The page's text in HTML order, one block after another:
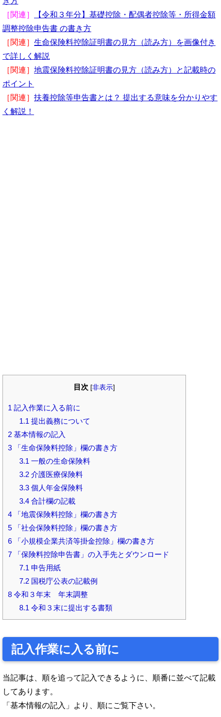
［関連］
【令和３年分】基礎控除・配偶者控除等・所得金額
調整控除申告書 の書き方
［関連］ 生命保険料控除証明書の見方（読み方）を画像付き
で詳しく解説
［関連］ 地震保険料控除証明書の見方（読み方）と記載時の
ポイント
［関連］ 扶養控除等申告書とは？ 提出する意味を分かりやす
く解説！
目次 [非表示]
1 記入作業に入る前に
1.1提出義務について
2 基本情報の記入
3 「生命保険料控除」欄の書き方
3.1一般の生命保険料
3.2介護医療保険料
3.3個人年金保険料
3.4合計欄の記載
4 「地震保険料控除」欄の書き方
5 「社会保険料控除」欄の書き方
6 「小規模企業共済等掛金控除」欄の書き方
7 「保険料控除申告書」の入手先とダウンロード
7.1申告用紙
7.2国税庁公表の記載例
8 令和３年末 年末調整
8.1令和３末に提出する書類
記入作業に入る前に
当記事は、順を追って記入できるように、順番に並べて記載
してあります。
「基本情報の記入」より、順にご覧下さい。